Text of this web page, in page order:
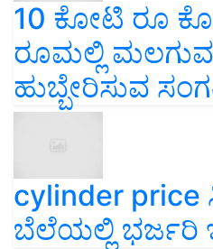
10 ಕೋಟಿ ರೂ
ರೂಮಲ್ಲಿ
ಹುಬ್ಬೇರಿಸುವ
cylinder
ಬೆಲೆಯಲ್ಲಿ ಭರ್ಜರಿ